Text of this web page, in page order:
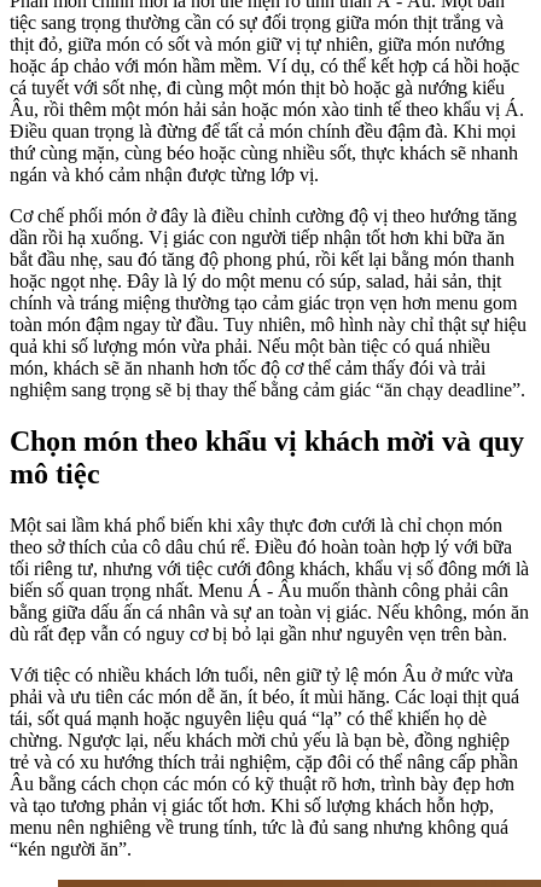
tiệc sang trọng thường cần có sự đối trọng giữa món thịt trắng và
thịt đỏ, giữa món có sốt và món giữ vị tự nhiên, giữa món nướng
hoặc áp chảo với món hầm mềm. Ví dụ, có thể kết hợp cá hồi hoặc
cá tuyết với sốt nhẹ, đi cùng một món thịt bò hoặc gà nướng kiểu
Âu, rồi thêm một món hải sản hoặc món xào tinh tế theo khẩu vị Á.
Điều quan trọng là đừng để tất cả món chính đều đậm đà. Khi mọi
thứ cùng mặn, cùng béo hoặc cùng nhiều sốt, thực khách sẽ nhanh
ngán và khó cảm nhận được từng lớp vị.
Cơ chế phối món ở đây là điều chỉnh cường độ vị theo hướng tăng
dần rồi hạ xuống. Vị giác con người tiếp nhận tốt hơn khi bữa ăn
bắt đầu nhẹ, sau đó tăng độ phong phú, rồi kết lại bằng món thanh
hoặc ngọt nhẹ. Đây là lý do một menu có súp, salad, hải sản, thịt
chính và tráng miệng thường tạo cảm giác trọn vẹn hơn menu gom
toàn món đậm ngay từ đầu. Tuy nhiên, mô hình này chỉ thật sự hiệu
quả khi số lượng món vừa phải. Nếu một bàn tiệc có quá nhiều
món, khách sẽ ăn nhanh hơn tốc độ cơ thể cảm thấy đói và trải
nghiệm sang trọng sẽ bị thay thế bằng cảm giác “ăn chạy deadline”.
Chọn món theo khẩu vị khách mời và quy
mô tiệc
Một sai lầm khá phổ biến khi xây thực đơn cưới là chỉ chọn món
theo sở thích của cô dâu chú rể. Điều đó hoàn toàn hợp lý với bữa
tối riêng tư, nhưng với tiệc cưới đông khách, khẩu vị số đông mới là
biến số quan trọng nhất. Menu Á - Âu muốn thành công phải cân
bằng giữa dấu ấn cá nhân và sự an toàn vị giác. Nếu không, món ăn
dù rất đẹp vẫn có nguy cơ bị bỏ lại gần như nguyên vẹn trên bàn.
Với tiệc có nhiều khách lớn tuổi, nên giữ tỷ lệ món Âu ở mức vừa
phải và ưu tiên các món dễ ăn, ít béo, ít mùi hăng. Các loại thịt quá
tái, sốt quá mạnh hoặc nguyên liệu quá “lạ” có thể khiến họ dè
chừng. Ngược lại, nếu khách mời chủ yếu là bạn bè, đồng nghiệp
trẻ và có xu hướng thích trải nghiệm, cặp đôi có thể nâng cấp phần
Âu bằng cách chọn các món có kỹ thuật rõ hơn, trình bày đẹp hơn
và tạo tương phản vị giác tốt hơn. Khi số lượng khách hỗn hợp,
menu nên nghiêng về trung tính, tức là đủ sang nhưng không quá
“kén người ăn”.